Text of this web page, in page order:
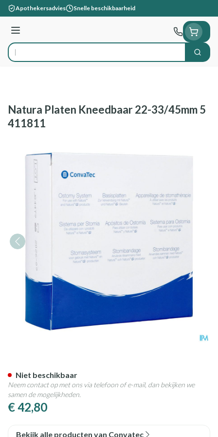
Ga naar de inhoud
Apothekersadvies Snelle beschikbaarheid
Menu
Product, merk, categorie... Zoek
Natura Platen Kneedbaar 22-33/45mm 5
411811
€ 42,80
Niet beschikbaar
Neem contact op met ons via telefoon of e-mail, dan bekijken we
samen de mogelijkheden.
Bekijk alle producten van Convatec